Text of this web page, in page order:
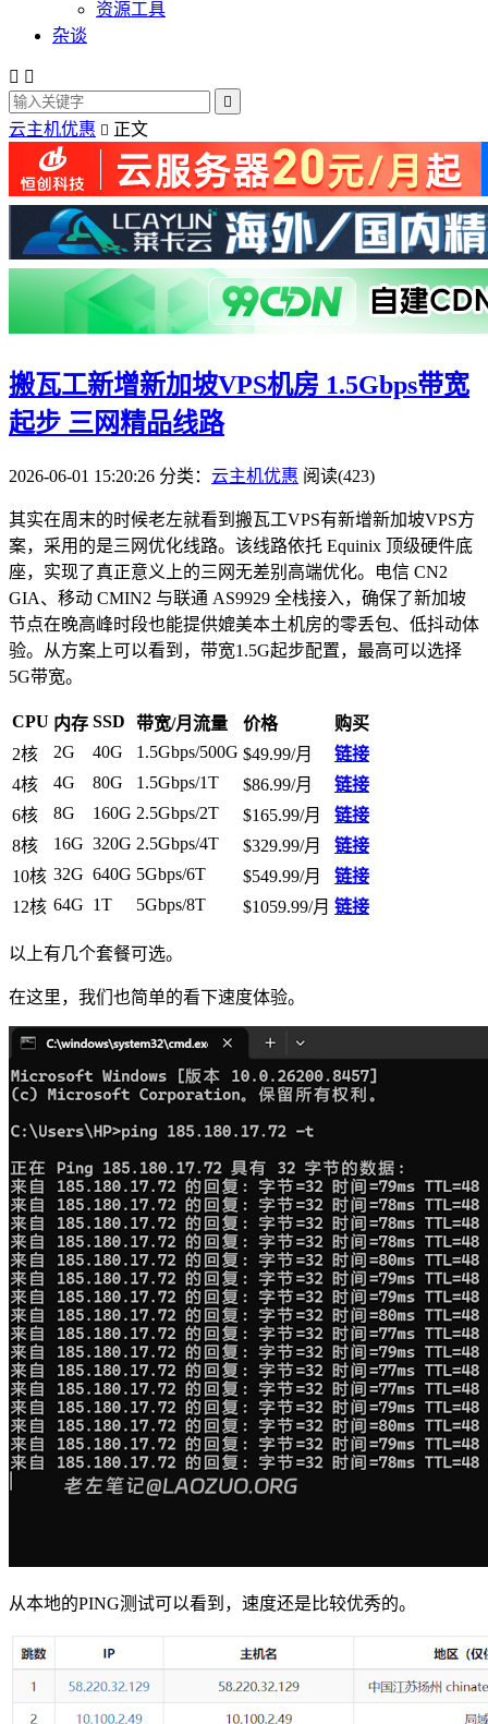
资源工具
杂谈
 

云主机优惠  正文
搬瓦工新增新加坡VPS机房 1.5Gbps带宽
起步 三网精品线路
2026-06-01 15:20:26 分类： 云主机优惠 阅读(423)
其实在周末的时候老左就看到搬瓦工VPS有新增新加坡VPS方
案，采用的是三网优化线路。该线路依托 Equinix 顶级硬件底
座，实现了真正意义上的三网无差别高端优化。电信 CN2
GIA、移动 CMIN2 与联通 AS9929 全栈接入，确保了新加坡
节点在晚高峰时段也能提供媲美本土机房的零丢包、低抖动体
验。从方案上可以看到，带宽1.5G起步配置，最高可以选择
5G带宽。
CPU 内存 SSD 带宽/月流量 价格
购买
2核
2G 40G 1.5Gbps/500G $49.99/月
链接
4核
4G 80G 1.5Gbps/1T $86.99/月
链接
6核
8G 160G 2.5Gbps/2T $165.99/月
链接
8核
16G 320G 2.5Gbps/4T $329.99/月
链接
10核 32G 640G 5Gbps/6T $549.99/月
链接
12核 64G 1T 5Gbps/8T $1059.99/月 链接
以上有几个套餐可选。
在这里，我们也简单的看下速度体验。
从本地的PING测试可以看到，速度还是比较优秀的。